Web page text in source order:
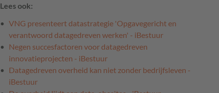
Lees ook:
VNG presenteert datastrategie 'Opgavegericht en
verantwoord datagedreven werken' - iBestuur
Negen succesfactoren voor datagedreven
innovatieprojecten - iBestuur
Datagedreven overheid kan niet zonder bedrijfsleven -
iBestuur